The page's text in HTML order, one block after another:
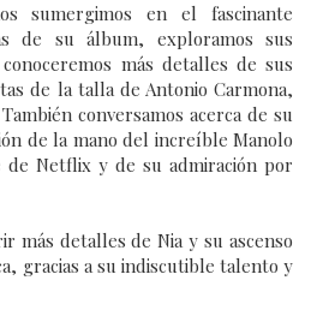
sumergimos en el fascinante
de su álbum, exploramos sus
más detalles de sus
de la talla de Antonio Carmona,
conversamos acerca de su
de la mano del increíble Manolo
de Netflix y de su admiración por
más detalles de Nia y su ascenso
gracias a su indiscutible talento y